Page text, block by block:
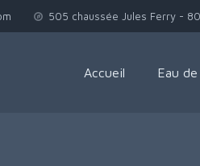
505 chaussée Jules Ferry -
Accueil Eau